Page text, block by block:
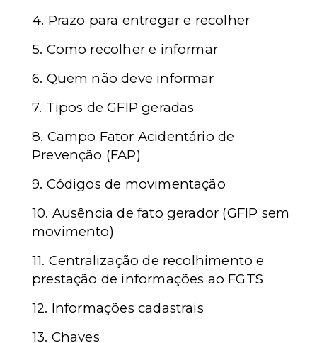
4. Prazo para entregar e recolher
5. Como recolher e informar
6. Quem não deve informar
7. Tipos de GFIP geradas
8. Campo Fator Acidentário de
Prevenção (FAP)
9. Códigos de movimentação
10. Ausência de fato gerador (GFIP sem
movimento)
11. Centralização de recolhimento e
prestação de informações ao FGTS
12. Informações cadastrais
13. Chaves